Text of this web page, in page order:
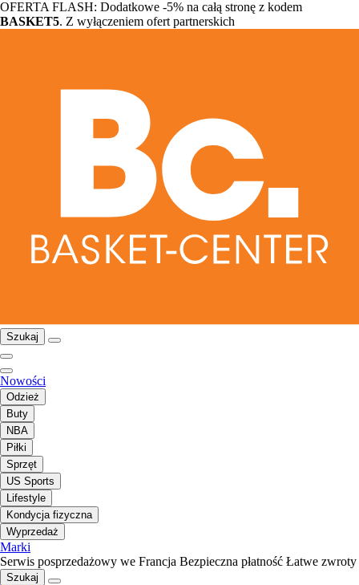
OFERTA FLASH: Dodatkowe -5% na całą stronę z kodem
BASKET5. Z wyłączeniem ofert partnerskich
Szukaj
Nowości
Odzież
Buty
NBA
Piłki
Sprzęt
US Sports
Lifestyle
Kondycja fizyczna
Wyprzedaż
Marki
Serwis posprzedażowy we Francja Bezpieczna płatność Łatwe zwroty
Szukaj